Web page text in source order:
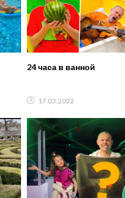
24 часа в ванной
17.03.2022